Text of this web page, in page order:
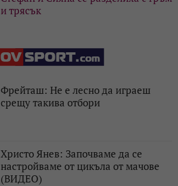
и трясък
Фрейташ: Не е лесно да играеш
срещу такива отбори
Христо Янев: Започваме да се
настройваме от цикъла от мачове
(ВИДЕО)